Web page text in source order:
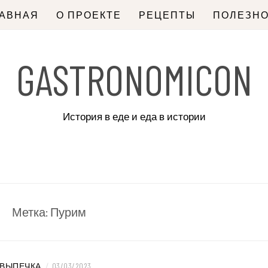
О ПРОЕКТЕ РЕЦЕПТЫ
GASTRONOMICON
История в еде и еда в истории
Метка: Пурим
ВЫПЕЧКА 03/03/2023